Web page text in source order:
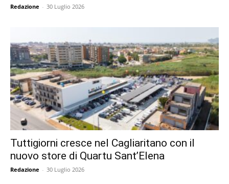
Redazione - 30 Luglio 2026
Tuttigiorni cresce nel Cagliaritano con il
nuovo store di Quartu Sant’Elena
Redazione - 30 Luglio 2026